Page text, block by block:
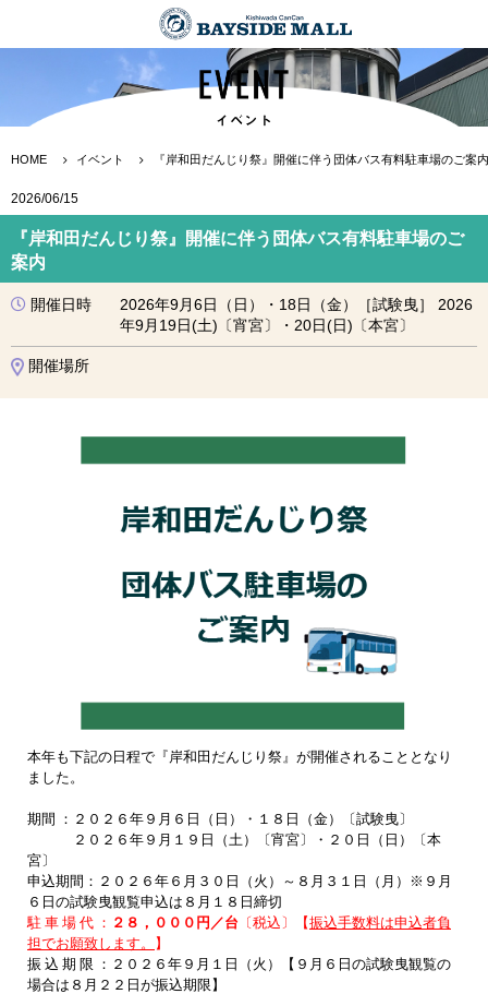
HOME イベント 『岸和田だんじり祭』開催に伴う団体バス有料駐車場のご案内
2026/06/15
『岸和田だんじり祭』開催に伴う団体バス有料駐車場のご
案内
開催日時
2026年9月6日（日）・18日（金）［試験曳］ 2026
年9月19日(土)〔宵宮〕・20日(日)〔本宮〕
開催場所
本年も下記の日程で『岸和田だんじり祭』が開催されることとなり
ました。
期間 ：２０２６年９月６日（日）・１８日（金）〔試験曳〕
２０２６年９月１９日（土）〔宵宮〕・２０日（日）〔本
宮〕
申込期間：２０２６年６月３０日（火）～８月３１日（月）※ ９月
６日の試験曳観覧申込は８月１８日締切
駐 車 場 代 ： ２８，０００円／台 〔税込〕【振込手数料は申込者負
担でお願致します。 】
振 込 期 限 ：２０２６年９月１日（火）【９月６日の試験曳観覧の
場合は８月２２日が振込期限】